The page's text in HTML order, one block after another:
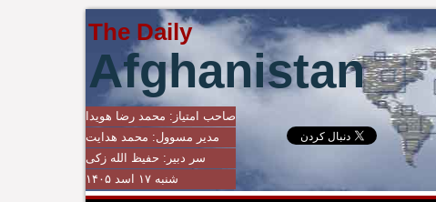
The Daily
Afghanistan
صاحب امتیاز: محمد رضا هویدا
مدیر مسوول: محمد هدایت
سر دبیر: حفیظ الله زکی
شنبه ۱۷ اسد ۱۴۰۵